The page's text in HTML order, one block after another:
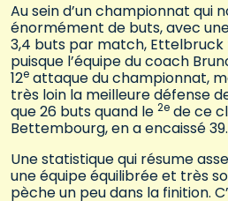
Au sein d’un championnat qui
énormément de buts, avec
3,4 buts par match, Ettelbruck
puisque l’équipe du coach
12e attaque du championnat,
très loin la meilleure défense
que 26 buts quand le 2e de ce
Bettembourg, en a encaissé 39.
Une statistique qui résume
une équipe équilibrée et très
pèche un peu dans la finition.